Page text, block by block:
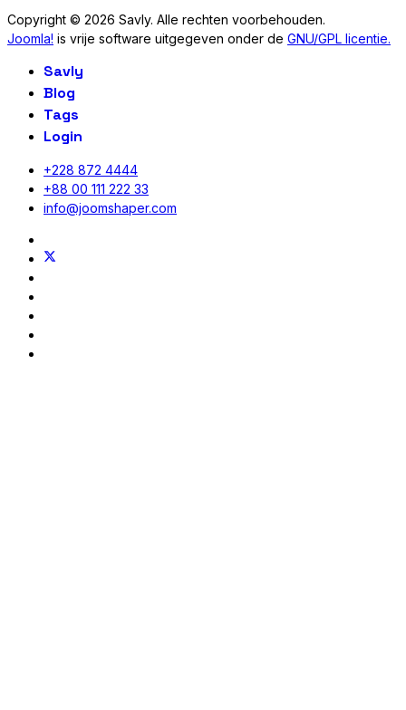
Copyright © 2026 Savly. Alle rechten voorbehouden.
Joomla! is vrije software uitgegeven onder de GNU/GPL licentie.
Savly
Blog
Tags
Login
+228 872 4444
+88 00 111 222 33
info@joomshaper.com